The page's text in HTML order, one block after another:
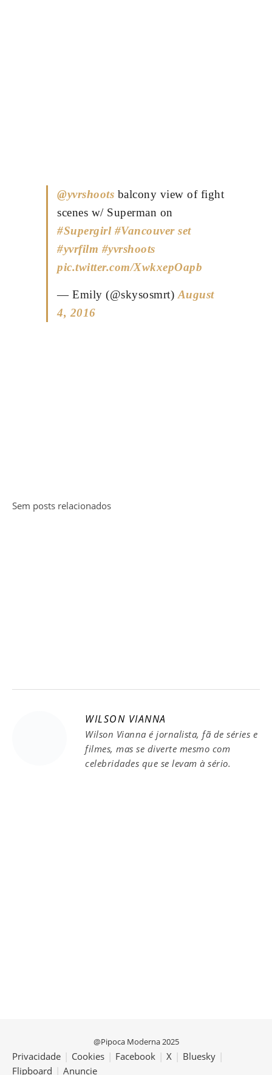
@yvrshoots balcony view of fight
scenes w/ Superman on
#Supergirl #Vancouver set
#yvrfilm #yvrshoots
pic.twitter.com/XwkxepOapb
— Emily (@skysosmrt) August
4, 2016
Sem posts relacionados
WILSON VIANNA
Wilson Vianna é jornalista, fã de séries e
filmes, mas se diverte mesmo com
celebridades que se levam à sério.
@Pipoca Moderna 2025
Privacidade | Cookies | Facebook | X | Bluesky |
Flipboard | Anuncie